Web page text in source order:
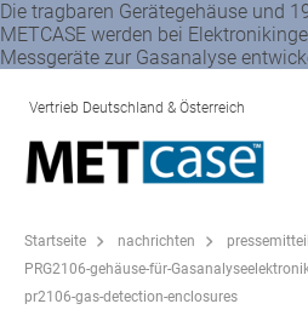
Die tragbaren Gerätegehäuse und
METCASE werden bei
Messgeräte zur Gasanalyse
Vertrieb Deutschland & Österreich
Startseite nachrichten
PRG2106-gehäuse-für-
pr2106-gas-detection-enclosures